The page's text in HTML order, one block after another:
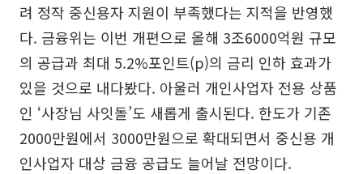
려 정작 중신용자 지원이 부족했다는 지적을 반영했
다. 금융위는 이번 개편으로 올해 3조6000억원 규모
의 공급과 최대 5.2%포인트(p)의 금리 인하 효과가
있을 것으로 내다봤다. 아울러 개인사업자 전용 상품
인 ‘사장님 사잇돌’도 새롭게 출시된다. 한도가 기존
2000만원에서 3000만원으로 확대되면서 중신용 개
인사업자 대상 금융 공급도 늘어날 전망이다.